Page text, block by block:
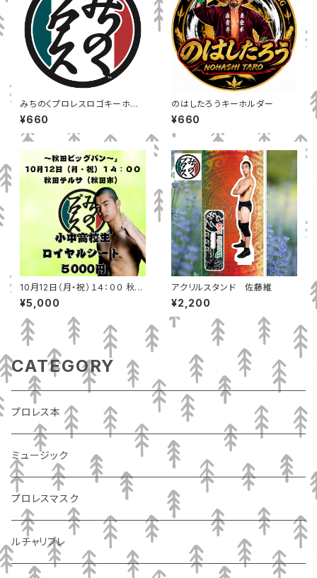
みちのくプロレスロゴキーホル
ダー
¥660
のはしたろうキーホルダー
¥660
10月12日（月・祝）１４：００ 秋田
テルサ（秋田市）小中高校生ロイ
ヤルシート
¥5,000
アクリルスタンド 佐藤維
¥2,200
CATEGORY
プロレス本
ミュージック
プロレスマスク
ルチャリブレ